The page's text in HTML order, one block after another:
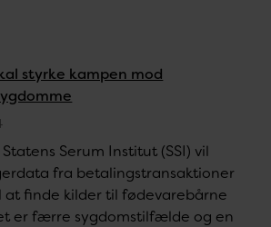
styrke kampen mod
Serum Institut (SSI) vil
fra betalingstransaktioner
at finde kilder til fødevarebårne
er færre sygdomstilfælde og en